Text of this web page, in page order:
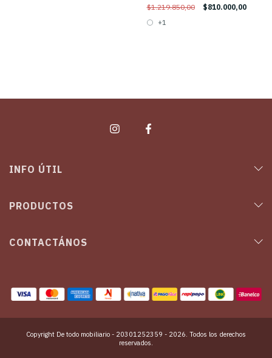
$1.219.850,00 $810.000,00
+1
INFO ÚTIL
PRODUCTOS
CONTACTÁNOS
Copyright De todo mobiliario - 20301252359 - 2026. Todos los derechos
reservados.